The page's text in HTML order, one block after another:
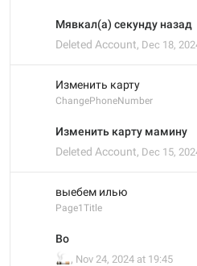
Мявкал(а) секунду назад
Deleted Account, Dec 18,
Изменить карту
ChangePhoneNumber
Изменить карту мамину
Deleted Account, Dec 15,
выебем илью
Page1Title
Во
, Nov 24, 2024 at 19:45